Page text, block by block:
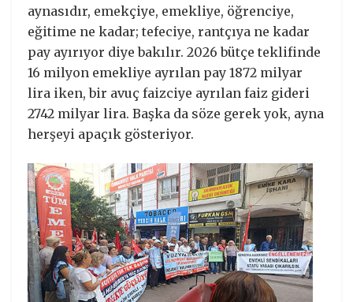
aynasıdır, emekçiye, emekliye, öğrenciye,
eğitime ne kadar; tefeciye, rantçıya ne kadar
pay ayırıyor diye bakılır. 2026 bütçe teklifinde
16 milyon emekliye ayrılan pay 1872 milyar
lira iken, bir avuç faizciye ayrılan faiz gideri
2742 milyar lira. Başka da söze gerek yok, ayna
herşeyi apaçık gösteriyor.